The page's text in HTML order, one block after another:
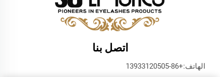
اتصل بنا
الهاتف:+86-13933120505